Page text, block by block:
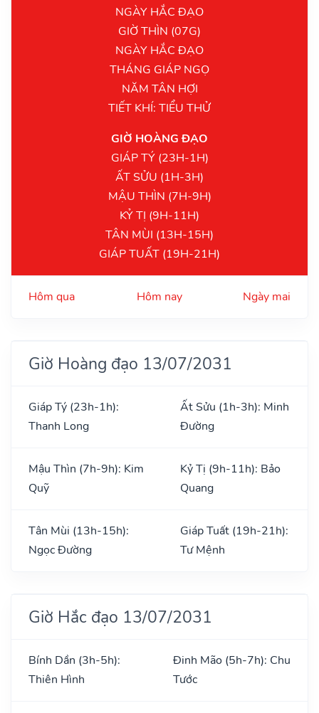
NGÀY HẮC ĐẠO
GIỜ THÌN (07G)
NGÀY HẮC ĐẠO
THÁNG GIÁP NGỌ
NĂM TÂN HỢI
TIẾT KHÍ: TIỂU THỬ
GIỜ HOÀNG ĐẠO
GIÁP TÝ (23H-1H)
ẤT SỬU (1H-3H)
MẬU THÌN (7H-9H)
KỶ TỊ (9H-11H)
TÂN MÙI (13H-15H)
GIÁP TUẤT (19H-21H)
Hôm qua Hôm nay Ngày mai
Giờ Hoàng đạo 13/07/2031
Giáp Tý (23h-1h):
Thanh Long
Ất Sửu (1h-3h): Minh
Đường
Mậu Thìn (7h-9h): Kim
Quỹ
Kỷ Tị (9h-11h): Bảo
Quang
Tân Mùi (13h-15h):
Ngọc Đường
Giáp Tuất (19h-21h):
Tư Mệnh
Giờ Hắc đạo 13/07/2031
Bính Dần (3h-5h):
Thiên Hình
Đinh Mão (5h-7h): Chu
Tước